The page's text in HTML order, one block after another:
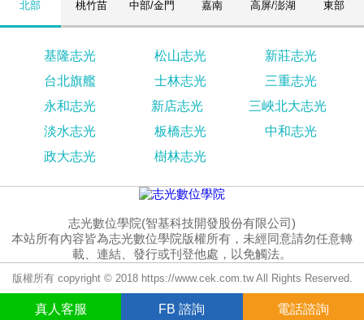
真人 客服 FB 諮詢 電話諮詢
北部 桃竹苗 中部/金門 嘉南 高屏/澎湖 東部
基隆志光 松山志光
新莊志光
台北旗艦
士林志光
三重志光
永和志光
新店志光
三峽北大志光
淡水志光
板橋志光
中和志光
政大志光
樹林志光
志光數位學院(智基科技開發股份有限公司)
本站所有內容皆為志光數位學院版權所有，未經同意請勿任意轉
載、連結、發行或刊登他處，以免觸法。
版權所有 copyright © 2018 https://www.cek.com.tw All Rights Reserved.